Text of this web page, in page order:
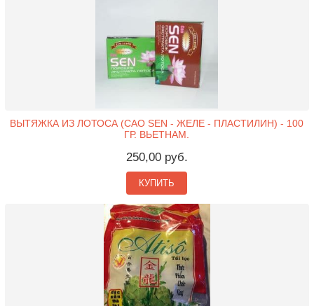
ВЫТЯЖКА ИЗ ЛОТОСА (CAO SEN - ЖЕЛЕ - ПЛАСТИЛИН) - 100
ГР. ВЬЕТНАМ.
250,00 руб.
КУПИТЬ